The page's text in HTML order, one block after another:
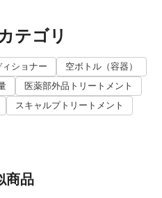
テゴリ
ィショナー
空ボトル（容器）
医薬部外品トリートメント
スキャルプトリートメント
商品